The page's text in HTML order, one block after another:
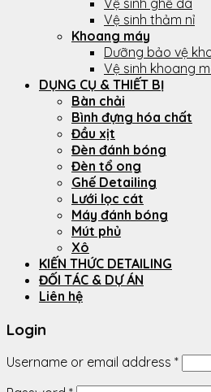
Vệ sinh ghế da
Vệ sinh thảm nỉ
Khoang máy
Dưỡng bảo vệ
Vệ sinh khoang
DỤNG CỤ & THIẾT BỊ
Bàn chải
Bình đựng hóa chất
Đầu xịt
Đèn đánh bóng
Đèn tổ ong
Ghế Detailing
Lưới lọc cát
Máy đánh bóng
Mút phủ
Xô
KIẾN THỨC DETAILING
ĐỐI TÁC & DỰ ÁN
Liên hệ
Login
Username or email address *